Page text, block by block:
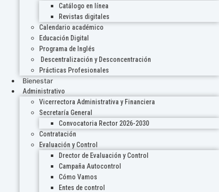
Catálogo en línea
Revistas digitales
Calendario académico
Educación Digital
Programa de Inglés
Descentralización y Desconcentración
Prácticas Profesionales
Bienestar
Administrativo
Vicerrectora Administrativa y Financiera
Secretaría General
Convocatoria Rector 2026-2030
Contratación
Evaluación y Control
Drector de Evaluación y Control
Campaña Autocontrol
Cómo Vamos
Entes de control